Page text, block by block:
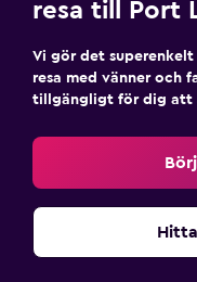
Smartphone-station
DVD-spelare
resa till Port
Vi gör det
resa med vänner och
tillgängligt för dig att